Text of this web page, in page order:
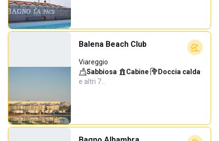
Balena Beach Club
Viareggio
Sabbiosa· Cabine· Doccia calda·
e altri 7…